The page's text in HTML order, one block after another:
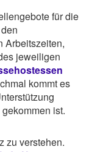
für die
Arbeitszeiten,
jeweiligen
kommt es
ist.
zu verstehen.